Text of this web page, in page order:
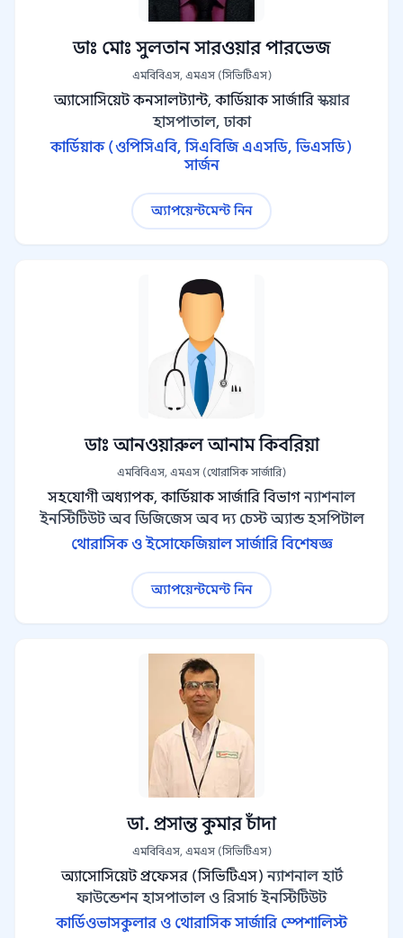
ডাঃ মোঃ সুলতান সারওয়ার পারভেজ
এমবিবিএস, এমএস (সিভিটিএস)
অ্যাসোসিয়েট কনসালট্যান্ট, কার্ডিয়াক সার্জারি স্কয়ার
হাসপাতাল, ঢাকা
কার্ডিয়াক (ওপিসিএবি, সিএবিজি এএসডি, ভিএসডি)
সার্জন
অ্যাপয়েন্টমেন্ট নিন
ডাঃ আনওয়ারুল আনাম কিবরিয়া
এমবিবিএস, এমএস (থোরাসিক সার্জারি)
সহযোগী অধ্যাপক, কার্ডিয়াক সার্জারি বিভাগ ন্যাশনাল
ইনস্টিটিউট অব ডিজিজেস অব দ্য চেস্ট অ্যান্ড হসপিটাল
থোরাসিক ও ইসোফেজিয়াল সার্জারি বিশেষজ্ঞ
অ্যাপয়েন্টমেন্ট নিন
ডা. প্রসান্ত কুমার চাঁদা
এমবিবিএস, এমএস (সিভিটিএস)
অ্যাসোসিয়েট প্রফেসর (সিভিটিএস) ন্যাশনাল হার্ট
ফাউন্ডেশন হাসপাতাল ও রিসার্চ ইনস্টিটিউট
কার্ডিওভাসকুলার ও থোরাসিক সার্জারি স্পেশালিস্ট